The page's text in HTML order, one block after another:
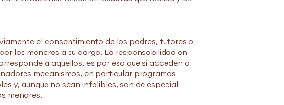
el consentimiento de los padres, tutores o
los menores a su cargo. La responsabilidad en
a aquellos, es por eso que si acceden a
mecanismos, en particular programas
y, aunque no sean infalibles, son de especial
menores.